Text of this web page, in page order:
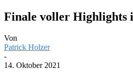
Finale voller Highlights
Von
Patrick Holzer
-
14. Oktober 2021